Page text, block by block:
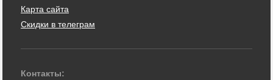
Карта сайта
Скидки в телеграм
Контакты: